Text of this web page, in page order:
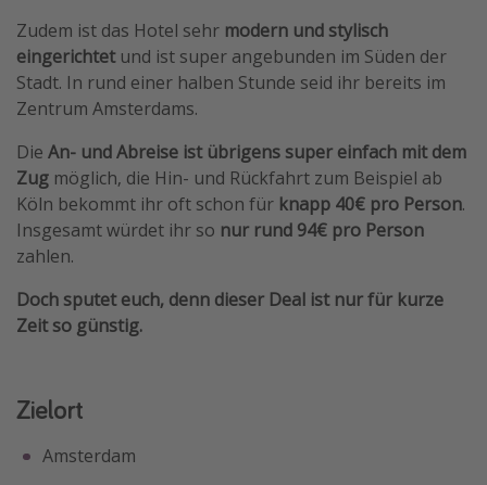
Reisepassfreie Reiseziele
Travel Know How
Silvesterreisen
Last Minute Urlaub Deutschland
Zudem ist das Hotel sehr modern und stylisch
eingerichtetund ist super angebunden im Süden der
Stadt. In rund einer halben Stunde seid ihr bereits im
Zentrum Amsterdams.
Die An- und Abreise ist übrigens super einfach mit dem
Zug möglich, die Hin- und Rückfahrt zum Beispiel ab
Köln bekommt ihr oft schon für knapp 40€ pro Person.
Insgesamt würdet ihr so nur rund 94€ pro Person
zahlen.
Doch sputet euch, denn dieser Deal ist nur für kurze
Zeit so günstig.
Zielort
Amsterdam